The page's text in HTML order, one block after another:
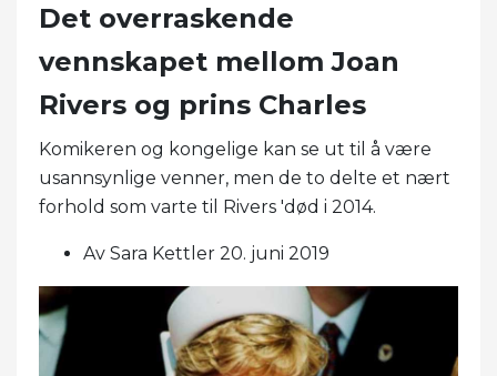
Det overraskende
vennskapet mellom Joan
Rivers og prins Charles
Komikeren og kongelige kan se ut til å være
usannsynlige venner, men de to delte et nært
forhold som varte til Rivers 'død i 2014.
Av Sara Kettler 20. juni 2019